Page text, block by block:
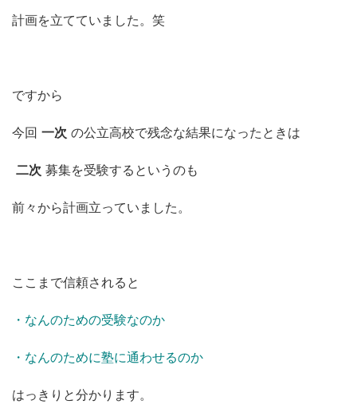
計画を立てていました。笑
ですから
今回 一次 の公立高校で残念な結果になったときは
二次 募集を受験するというのも
前々から計画立っていました。
ここまで信頼されると
・なんのための受験なのか
・なんのために塾に通わせるのか
はっきりと分かります。